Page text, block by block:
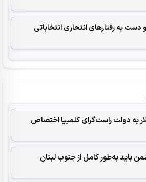
دست به رفتارهای انتحاری انتخاباتی
به دولت راست‌گرای کلمبیا اختصاص
باید به‌طور کامل از جنوب لبنان